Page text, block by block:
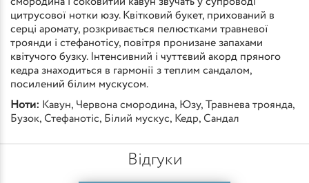
цитрусової нотки юзу. Квітковий букет, прихований в
серці аромату, розкривається пелюстками травневої
троянди і стефанотісу, повітря пронизане запахами
квітучого бузку. Інтенсивний і чуттєвий акорд пряного
кедра знаходиться в гармонії з теплим сандалом,
посилений білим мускусом.
Ноти: Кавун, Червона смородина, Юзу, Травнева троянда,
Бузок, Стефанотіс, Білий мускус, Кедр, Сандал
Відгуки